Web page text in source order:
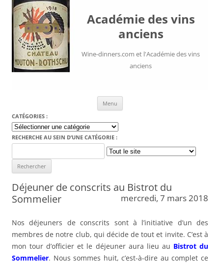
Académie des vins
anciens
Wine-dinners.com et l'Académie des vins
anciens
Menu
CATÉGORIES :
Catégories
:
RECHERCHE AU SEIN D’UNE CATÉGORIE :
for:
Déjeuner de conscrits au Bistrot du
Sommelier
mercredi, 7 mars 2018
Nos déjeuners de conscrits sont à l’initiative d’un des
membres de notre club, qui décide de tout et invite. C’est à
mon tour d’officier et le déjeuner aura lieu au Bistrot du
Sommelier. Nous sommes huit, c’est-à-dire au complet ce